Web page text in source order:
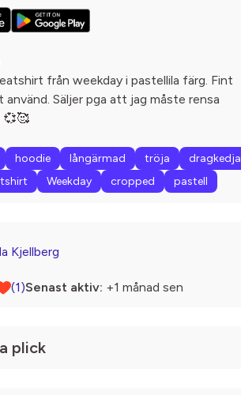
från weekday i pastellila färg. Fint
använd. Säljer pga att jag måste rensa
💞🥰
hoodie långärmad tröja
dragkedja
Weekday cropped pastell
Kjellberg
(1)Senast aktiv: +1 månad sen
plick